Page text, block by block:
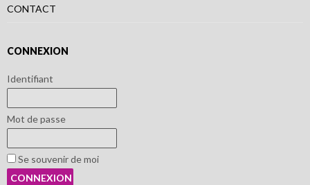
CONTACT
CONNEXION
Identifiant
Mot de passe
Se souvenir de moi